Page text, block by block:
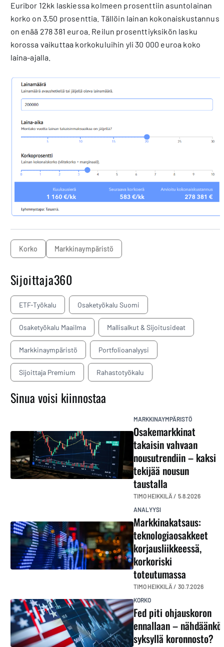
Euribor 12kk laskiessa kolmeen prosenttiin asuntolainan
korko on 3,50 prosenttia. Tällöin lainan kokonaiskustannus
on enää 278 381 euroa. Reilun prosenttiyksikön lasku
korossa vaikuttaa korkokuluihin yli 30 000 euroa koko
laina-ajalla.
korko markkinaympäristö
Sijoittaja360
ETF-Työkalu Osaketyökalu Suomi
Osaketyökalu Maailma Mallisalkut & Sijoitusideat
Markkinaympäristö Portfolioanalyysi
Sijoittaja Premium Rahastotyökalu
Sinua voisi kiinnostaa
MARKKINAYMPÄRISTÖ
Osakemarkkinat
takaisin vahvaan
nousutrendiin – kaksi
tekijää nousun
taustalla
TIMO HEIKKILÄ / 5.8.2026
ANALYYSI
Markkinakatsaus:
teknologiaosakkeet
korjausliikkeessä,
korkoriski
toteutumassa
TIMO HEIKKILÄ / 30.7.2026
KORKO
Fed piti ohjauskoron
ennallaan – nähdäänkö
syksyllä koronnosto?